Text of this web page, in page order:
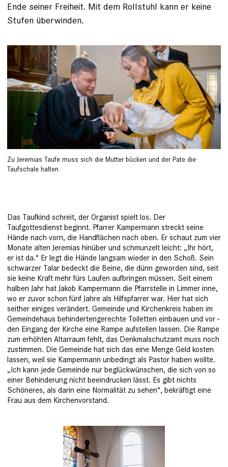
Ende seiner Freiheit. Mit dem Rollstuhl kann er keine
Stufen überwinden.
Zu Jeremias Taufe muss sich die Mutter bücken und der Pate die
Taufschale halten
Das Taufkind schreit, der Organist spielt los. Der
Taufgottesdienst beginnt. Pfarrer Kamper­mann streckt seine
Hände nach vorn, die Handflächen nach oben. Er schaut zum vier
Monate alten Jeremias hinüber und schmunzelt leicht: „Ihr hört,
er ist da.“ Er legt die Hände langsam wieder in den Schoß. Sein
schwarzer Talar bedeckt die Beine, die dünn geworden sind, seit
sie keine Kraft mehr fürs Laufen aufbringen müssen. Seit einem
halben Jahr hat Jakob Kamper­mann die Pfarrstelle in Limmer ­inne,
wo er zuvor schon fünf Jahre als ­Hilfspfarrer war. Hier hat sich
seither ­einiges verändert. Gemeinde und Kirchenkreis haben im
Gemeindehaus behindertengerechte Toiletten einbauen und vor ­
den Eingang der Kirche eine Rampe aufstellen lassen. Die Rampe
zum erhöhten Altarraum fehlt, das Denkmalschutzamt muss noch
zustimmen. Die Gemeinde hat sich das eine Menge Geld kosten
lassen, weil sie Kampermann unbedingt als Pastor haben wollte.
„Ich kann jede Gemeinde nur beglückwünschen, die sich von so
einer Behinderung nicht beeindrucken lässt. ­Es gibt nichts
Schöneres, als darin eine Normalität zu sehen“, bekräftigt eine
Frau aus dem Kirchenvorstand.